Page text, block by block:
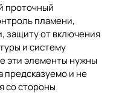
проточный
пламени,
защиту от включения
и систему
эти элементы нужны
предсказуемо и не
со стороны